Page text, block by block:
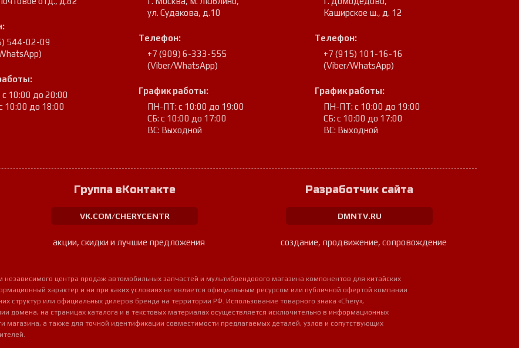
544-02-09
10:00 до 20:00
10:00 до 18:00
ул. Судакова, д.10
Телефон:
+7 (909) 6-333-555
(Viber/WhatsApp)
График работы:
ПН-ПТ: с 10:00 до 19:00
СБ: с 10:00 до 17:00
ВС: Выходной
Каширское ш., д. 12
Телефон:
+7 (915) 101-16-16
(Viber/WhatsApp)
График работы:
ПН-ПТ: с 10:00 до 19:00
СБ: с 10:00 до 17:00
ВС: Выходной
Группа вКонтакте
VK.COM/CHERYCENTR
акции, скидки и лучшие предложения
Разработчик сайта
DMNTV.RU
создание, продвижение, сопровождение
независимого центра продаж автомобильных запчастей и мультибрендового магазина компонентов для китайских
характер и ни при каких условиях не является официальным ресурсом или публичной офертой компании
структур или официальных дилеров бренда на территории РФ. Использование товарного знака «Chery»,
домена, на страницах каталога и в текстовых материалах осуществляется исключительно в информационных
магазина, а также для точной идентификации совместимости предлагаемых деталей, узлов и сопутствующих